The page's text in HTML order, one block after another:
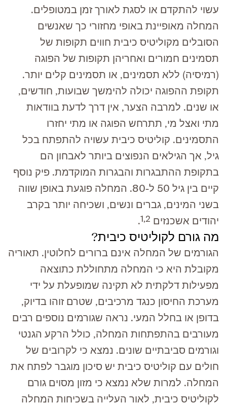
עשוי להתקדם או לסגת לאורך זמן במטופלים.
המחלה מאופיינת באופי מחזורי כך שאנשים
הסובלים מקוליטיס כיבית חווים תקופות של
תסמינים חמורים ואחריהן תקופות של הפוגה
(רמיסיה) ללא תסמינים, או תסמינים קלים יותר.
תקופת ההפוגה יכולה להימשך שבועות, חודשים,
או שנים. למרבה הצער, אין דרך לדעת בוודאות
מתי ואצל מי, תתרחש הפוגה או מתי יחזרו
התסמינים. קוליטיס כיבית עשויה להתפתח בכל
גיל, אך הגילאים הנפוצים ביותר לאבחון הם
בתקופת ההתבגרות והבגרות המוקדמת. פיק נוסף
קיים בין גיל 50 ל-80. המחלה פוגעת באופן שווה
בשני המינים, גברים ונשים, ושכיחה יותר בקרב
יהודים אשכנזים 1,2
.
מה גורם לקוליטיס כיבית?
הגורמים של המחלה אינם ברורים לחלוטין. תאוריה
מקובלת היא כי המחלה מתחוללת כתוצאה
מפעילות דלקתית לא תקינה שמופעלת על ידי
מערכת החיסון כנגד מרכיבים, שטרם זוהו בדיוק,
בדופן או בחלל המעי. נראה שגורמים נוספים רבים
מעורבים בהתפתחות המחלה, כולל הרקע הגנטי
וגורמים סביבתיים שונים. נמצא כי לקרובים של
חולים עם קוליטיס כיבית יש סיכון מוגבר לפתח את
המחלה. למרות שלא נמצא כי מזון מסוים גורם
לקוליטיס כיבית, לאור העלייה בשכיחות המחלה